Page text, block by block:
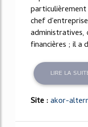
chef
administratives,
financières ; il a
LIRE LA
Site :akor-